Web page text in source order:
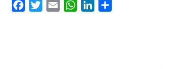
FacebookTwitterEmail WhatsApp
LinkedIn